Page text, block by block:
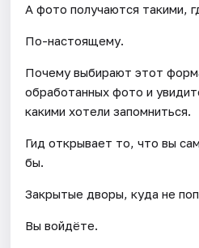
А фото получаются такими,
По-настоящему.
Почему выбирают этот
обработанных фото и
какими хотели запомниться.
Гид открывает то, что вы
бы.
Закрытые дворы, куда не
Вы войдёте.